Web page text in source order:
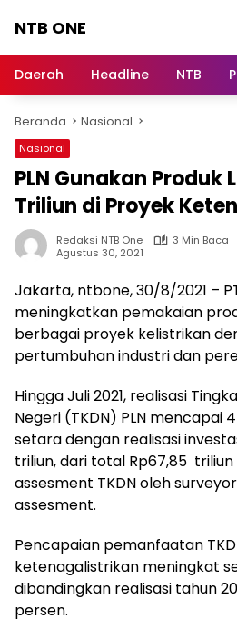
NTB ONE
dan
Berita
Lombok
Daerah Headline NTB
Beranda Nasional
Nasional
PLN Gunakan Produk
Triliun di Proyek
Redaksi NTB One
3 Min Baca
Agustus 30, 2021
Jakarta, ntbone, 30/8/2021 –
meningkatkan pemakaian
berbagai proyek kelistrikan
pertumbuhan industri dan
Hingga Juli 2021, realisasi
Negeri (TKDN) PLN mencapai
setara dengan realisasi
triliun, dari total Rp67,85
assesment TKDN oleh
assesment.
Pencapaian pemanfaatan
ketenagalistrikan meningkat
dibandingkan realisasi tahun
persen.